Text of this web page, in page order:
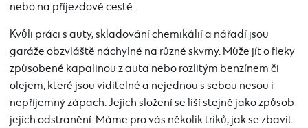
nebo na příjezdové cestě.
Kvůli práci s auty, skladování chemikálií a nářadí jsou
garáže obzvláště náchylné na různé skvrny. Může jít o fleky
způsobené kapalinou z auta nebo rozlitým benzínem či
olejem, které jsou viditelné a nejednou s sebou nesou i
nepříjemný zápach. Jejich složení se liší stejně jako způsob
jejich odstranění. Máme pro vás několik triků, jak se zbavit